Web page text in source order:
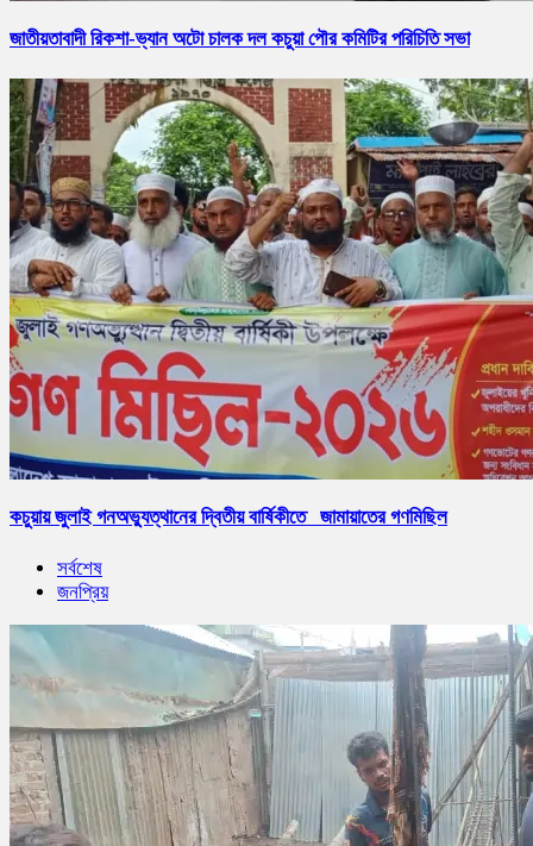
জাতীয়তাবাদী রিকশা-ভ্যান অটো চালক দল কচুয়া পৌর কমিটির পরিচিতি সভা
কচুয়ায় জুলাই গনঅভ্যুত্থানের দ্বিতীয় বার্ষিকীতে জামায়াতের গণমিছিল
সর্বশেষ
জনপ্রিয়